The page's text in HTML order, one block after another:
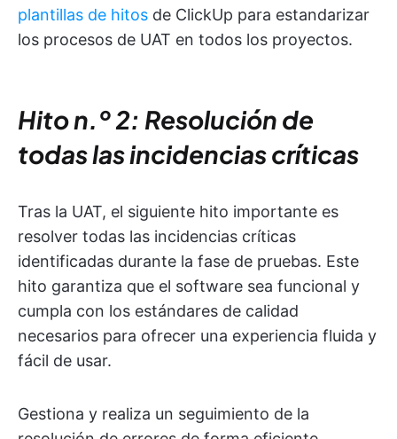
plantillas de hitos de ClickUp para estandarizar
los procesos de UAT en todos los proyectos.
Hito n.º 2: Resolución de
todas las incidencias críticas
Tras la UAT, el siguiente hito importante es
resolver todas las incidencias críticas
identificadas durante la fase de pruebas. Este
hito garantiza que el software sea funcional y
cumpla con los estándares de calidad
necesarios para ofrecer una experiencia fluida y
fácil de usar.
Gestiona y realiza un seguimiento de la